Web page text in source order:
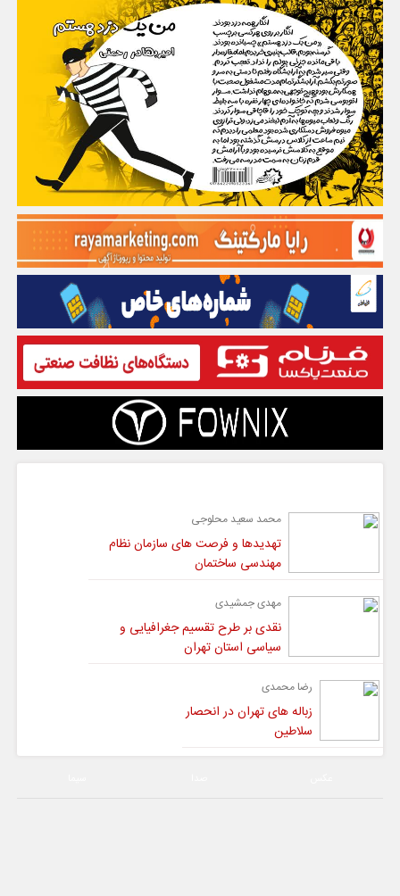
محمد سعید محلوجی
تهدیدها و فرصت های سازمان نظام
مهندسی ساختمان
مهدی جمشیدی
نقدی بر طرح تقسیم جغرافیایی و
سیاسی استان تهران
رضا محمدی
زباله های تهران در انحصار
سلاطین